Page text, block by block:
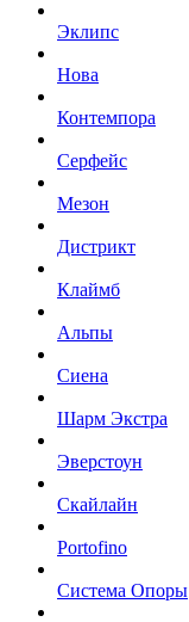
Эклипс
Нова
Контемпора
Серфейс
Мезон
Дистрикт
Клаймб
Альпы
Сиена
Шарм Экстра
Эверстоун
Скайлайн
Portofino
Система Опоры